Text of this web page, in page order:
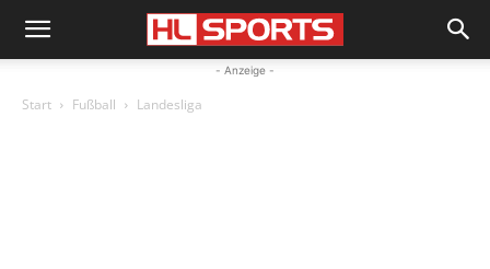
- Anzeige -
Start Fußball Landesliga